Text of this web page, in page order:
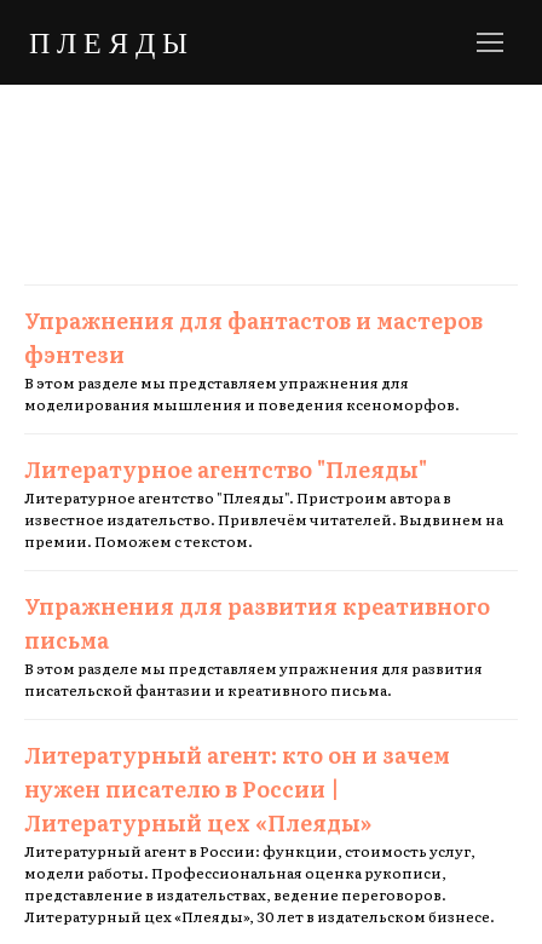
ПЛЕЯДЫ
Упражнения для фантастов и мастеров
фэнтези
В этом разделе мы представляем упражнения для
моделирования мышления и поведения ксеноморфов.
Литературное агентство "Плеяды"
Литературное агентство "Плеяды". Пристроим автора в
известное издательство. Привлечём читателей. Выдвинем на
премии. Поможем с текстом.
Упражнения для развития креативного
письма
В этом разделе мы представляем упражнения для развития
писательской фантазии и креативного письма.
Литературный агент: кто он и зачем
нужен писателю в России |
Литературный цех «Плеяды»
Литературный агент в России: функции, стоимость услуг,
модели работы. Профессиональная оценка рукописи,
представление в издательствах, ведение переговоров.
Литературный цех «Плеяды», 30 лет в издательском бизнесе.